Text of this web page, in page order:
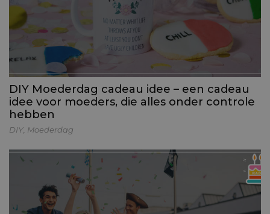
DIY Moederdag cadeau idee – een cadeau
idee voor moeders, die alles onder controle
hebben
DIY Moederdag